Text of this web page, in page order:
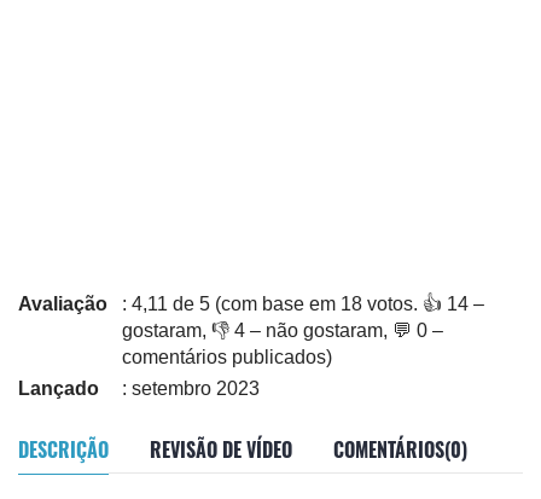
Avaliação
: 4,11 de 5 (com base em 18 votos. 👍 14 –
gostaram, 👎 4 – não gostaram, 💬 0 –
comentários publicados)
Lançado
: setembro 2023
DESCRIÇÃO REVISÃO DE VÍDEO COMENTÁRIOS(0)